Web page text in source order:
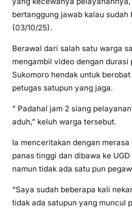
bertanggung jawab kalau sudah
(03/10/25).
Berawal dari salah satu warga
mengambil video dengan durasi
Sukomoro hendak untuk
petugas satupun yang jaga.
” Padahal jam 2 siang
aduh,” keluh warga tersebut.
Ia menceritakan dengan
panas tinggi dan dibawa ke
namun tidak ada satu pun
“Saya sudah beberapa kali
tidak ada satupun yang muncul